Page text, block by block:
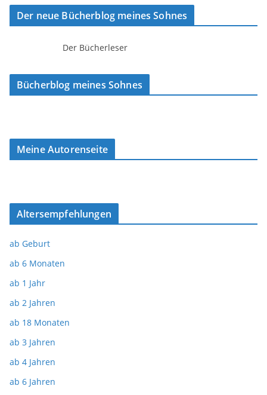
Der neue Bücherblog meines Sohnes
Der Bücherleser
Bücherblog meines Sohnes
Meine Autorenseite
Altersempfehlungen
ab Geburt
ab 6 Monaten
ab 1 Jahr
ab 2 Jahren
ab 18 Monaten
ab 3 Jahren
ab 4 Jahren
ab 6 Jahren